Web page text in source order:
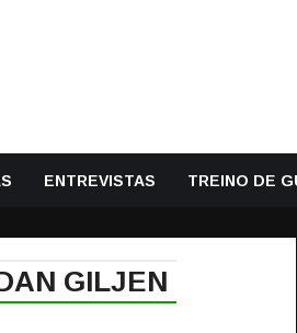
ENTREVISTAS TREINO DE
GILJEN